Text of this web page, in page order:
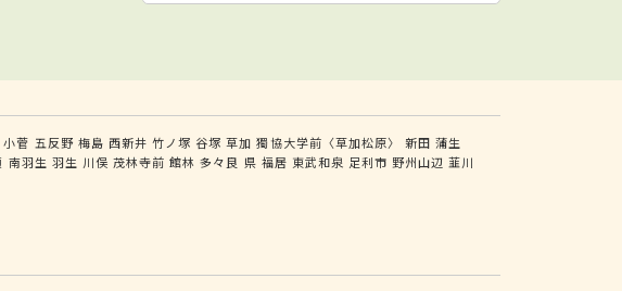
小菅 五反野 梅島 西新井 竹ノ塚 谷塚 草加 獨協大学前〈草加松原〉 新田 蒲生
南羽生 羽生 川俣 茂林寺前 館林 多々良 県 福居 東武和泉 足利市 野州山辺 韮川